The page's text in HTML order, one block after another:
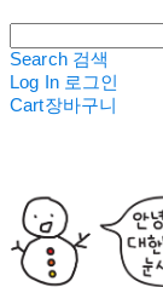
Search 검색
Log In 로그인
Cart장바구니